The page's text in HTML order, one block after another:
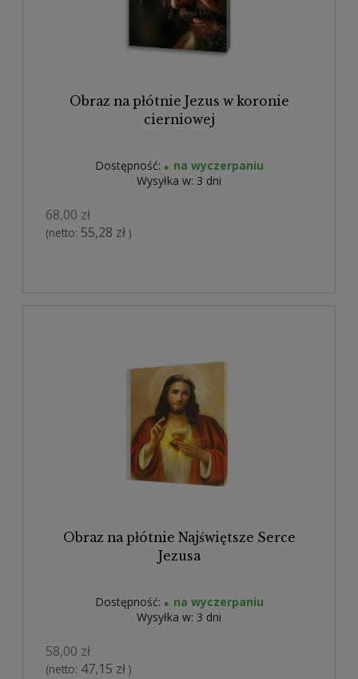
Obraz na płótnie Jezus w koronie
cierniowej
Dostępność:
na wyczerpaniu
Wysyłka w: 3 dni
68,00 zł
(netto: 55,28 zł )
Obraz na płótnie Najświętsze Serce
Jezusa
Dostępność:
na wyczerpaniu
Wysyłka w: 3 dni
58,00 zł
(netto: 47,15 zł )